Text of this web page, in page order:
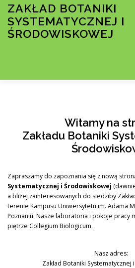
Przejdź
treści
ZAKŁAD BOTANIKI
SYSTEMATYCZNEJ I
ŚRODOWISKOWEJ
DOKTORANCI
DYDAKTYKA
Witamy na
Zakładu Botaniki
Zapraszamy do zapoznania się z nową
Systematycznej i Środowiskowej
a bliżej zainteresowanych do siedziby
terenie Kampusu Uniwersytetu im. Adama
Poznaniu. Nasze laboratoria i pokoje pracy
piętrze Collegium Biologicum.
Nasz adres:
Zakład Botaniki